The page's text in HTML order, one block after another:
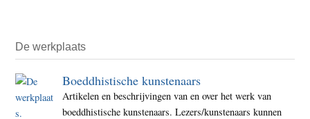
De werkplaats
Boeddhistische kunstenaars
Artikelen en beschrijvingen van en over het werk van
boeddhistische kunstenaars. Lezers/kunstenaars kunnen